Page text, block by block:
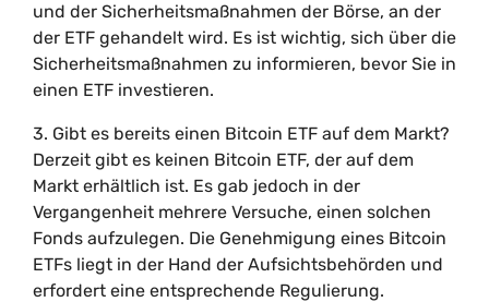
und der Sicherheitsmaßnahmen der Börse, an der
der ETF gehandelt wird. Es ist wichtig, sich über die
Sicherheitsmaßnahmen zu informieren, bevor Sie in
einen ETF investieren.
3. Gibt es bereits einen Bitcoin ETF auf dem Markt?
Derzeit gibt es keinen Bitcoin ETF, der auf dem
Markt erhältlich ist. Es gab jedoch in der
Vergangenheit mehrere Versuche, einen solchen
Fonds aufzulegen. Die Genehmigung eines Bitcoin
ETFs liegt in der Hand der Aufsichtsbehörden und
erfordert eine entsprechende Regulierung.